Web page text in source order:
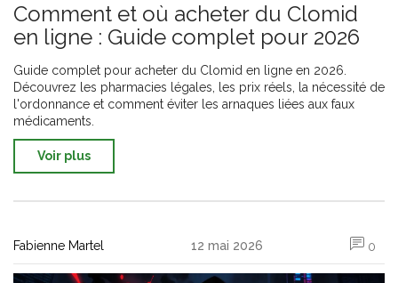
Comment et où acheter du Clomid
en ligne : Guide complet pour 2026
Guide complet pour acheter du Clomid en ligne en 2026.
Découvrez les pharmacies légales, les prix réels, la nécessité de
l'ordonnance et comment éviter les arnaques liées aux faux
médicaments.
Voir plus
Fabienne Martel 12 mai 2026 0